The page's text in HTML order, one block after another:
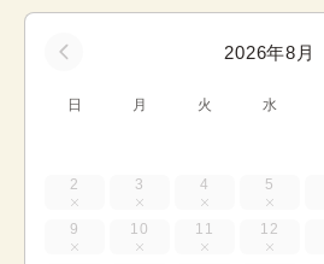
2026年8月
日 月 火 水
2 3 4 5
9 10 11 12